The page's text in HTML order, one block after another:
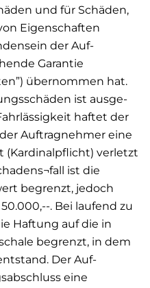
und für Schäden,
Eigenschaften
der Auf-
Garantie
übernommen hat.
ist ausge-
haftet der
Auftragnehmer eine
(Kardinalpflicht) verletzt
ist die
begrenzt, jedoch
. Bei laufend zu
Haftung auf die in
begrenzt, in dem
Der Auf-
eine